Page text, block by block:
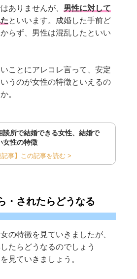
ありませんが、 男性に対して
といいます。成婚した手前ど
らず、男性は混乱したといい
ことにアレコレ言って、安定
うのが女性の特徴といえるの
。
談所で結婚できる女性、結婚で
女性の特徴
記事】この記事を読む >
・されたらどうなる
の特徴を見ていきましたが、
たらどうなるのでしょう
見ていきましょう。